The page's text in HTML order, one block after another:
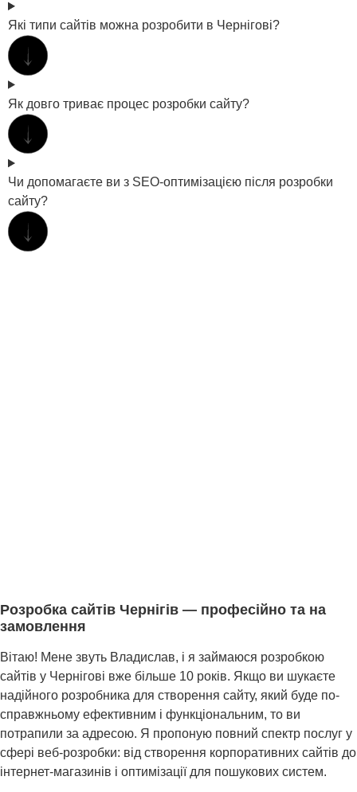
Які типи сайтів можна розробити в Чернігові?
Як довго триває процес розробки сайту?
Чи допомагаєте ви з SEO-оптимізацією після розробки
сайту?
Розробка сайтів Чернігів — професійно та на
замовлення
Вітаю! Мене звуть Владислав, і я займаюся розробкою
сайтів у Чернігові вже більше 10 років. Якщо ви шукаєте
надійного розробника для створення сайту, який буде по-
справжньому ефективним і функціональним, то ви
потрапили за адресою. Я пропоную повний спектр послуг у
сфері веб-розробки: від створення корпоративних сайтів до
інтернет-магазинів і оптимізації для пошукових систем.